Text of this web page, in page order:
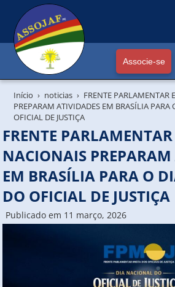
Associe-se
Início noticias
FRENTE PARLAMENTAR
PREPARAM ATIVIDADES EM BRASÍLIA
OFICIAL DE JUSTIÇA
FRENTE
NACIONAIS
EM BRASÍLIA PARA O
DO OFICIAL DE JUSTIÇA
Publicado em 11 março, 2026